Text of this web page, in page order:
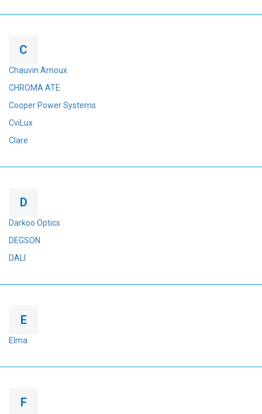
C
Chauvin Arnoux
CHROMA ATE
Cooper Power Systems
CviLux
Clare
D
Darkoo Optics
DEGSON
DALI
E
Elma
F